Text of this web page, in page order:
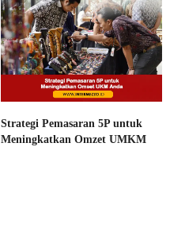
Strategi Pemasaran 5P untuk
Meningkatkan Omzet UMKM